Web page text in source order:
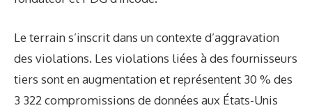
Le terrain s’inscrit dans un contexte d’aggravation
des violations. Les violations liées à des fournisseurs
tiers sont en augmentation et représentent 30 % des
3 322 compromissions de données aux États-Unis